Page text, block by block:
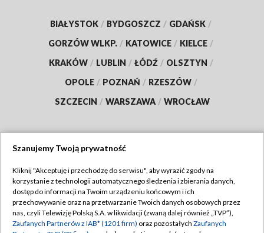
BIAŁYSTOK / BYDGOSZCZ / GDAŃSK /
GORZÓW WLKP. / KATOWICE / KIELCE /
KRAKÓW / LUBLIN / ŁÓDŹ / OLSZTYN /
OPOLE / POZNAŃ / RZESZÓW /
SZCZECIN / WARSZAWA / WROCŁAW
TVP
Abonament TVP
Emisja w TVP
Regulamin TVP
Polityka prywatności
Szanujemy Twoją prywatność
Kliknij "Akceptuję i przechodzę do serwisu", aby wyrazić zgody na
korzystanie z technologii automatycznego śledzenia i zbierania danych,
dostęp do informacji na Twoim urządzeniu końcowym i ich
przechowywanie oraz na przetwarzanie Twoich danych osobowych przez
nas, czyli Telewizję Polską S.A. w likwidacji (zwaną dalej również „TVP”),
Zaufanych Partnerów z IAB* (1201 firm) oraz pozostałych Zaufanych